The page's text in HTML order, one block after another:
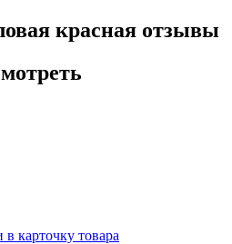
интервал. Если вам важно
наш сервис доставки обеспечит
в сутки.
красная отзывы
в карточку товара